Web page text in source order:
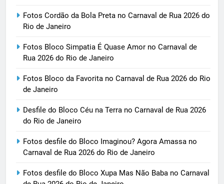
Fotos Cordão da Bola Preta no Carnaval de Rua 2026 do
Rio de Janeiro
Fotos Bloco Simpatia É Quase Amor no Carnaval de
Rua 2026 do Rio de Janeiro
Fotos Bloco da Favorita no Carnaval de Rua 2026 do Rio
de Janeiro
Desfile do Bloco Céu na Terra no Carnaval de Rua 2026
do Rio de Janeiro
Fotos desfile do Bloco Imaginou? Agora Amassa no
Carnaval de Rua 2026 do Rio de Janeiro
Fotos desfile do Bloco Xupa Mas Não Baba no Carnaval